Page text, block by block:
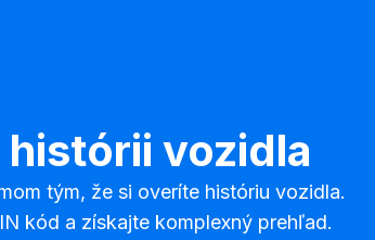
histórii vozidla
tým, že si overíte históriu vozidla.
kód a získajte komplexný prehľad.